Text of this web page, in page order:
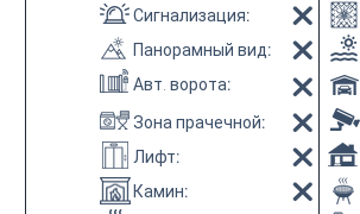
Сигнализация:
Панорамный вид:
Авт. ворота:
Зона прачечной:
Лифт:
Камин: